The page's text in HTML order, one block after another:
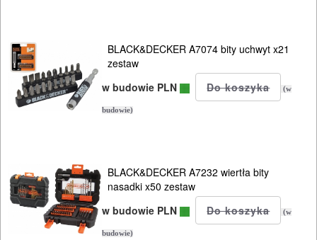
szlif.
225mm
szlif.
kątowych
Do
BLACK&DECKER A7074 bity uchwyt x21
zestaw
w budowie PLN
(w
budowie)
BLACK&DECKER A7232 wiertła bity
nasadki x50 zestaw
w budowie PLN
(w
budowie)